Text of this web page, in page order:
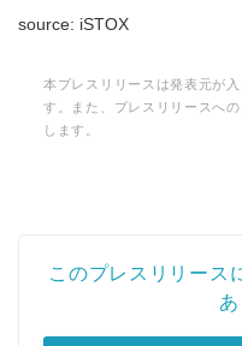
source: iSTOX
本プレスリリースは発表元が
す。また、プレスリリースへ
します。
このプレスリリース
あ
Japanese